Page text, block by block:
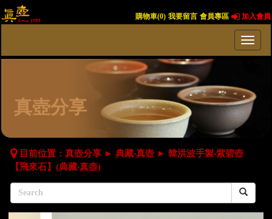
購物車(0) 我要留言 會員專區 加入會員
真壺分享
目前位置：真壺分享 ►典藏‧真壺 ►韓洪波手製‧紫碧壺
【飛來石】(典藏‧真壺)